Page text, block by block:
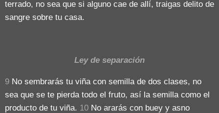
terrado, no sea que si alguno cae de allí, traigas delito de
sangre sobre tu casa.
Ley de separación
9 No sembrarás tu viña con semilla de dos clases, no
sea que se te pierda todo el fruto, así la semilla como el
producto de tu viña. 10 No ararás con buey y asno